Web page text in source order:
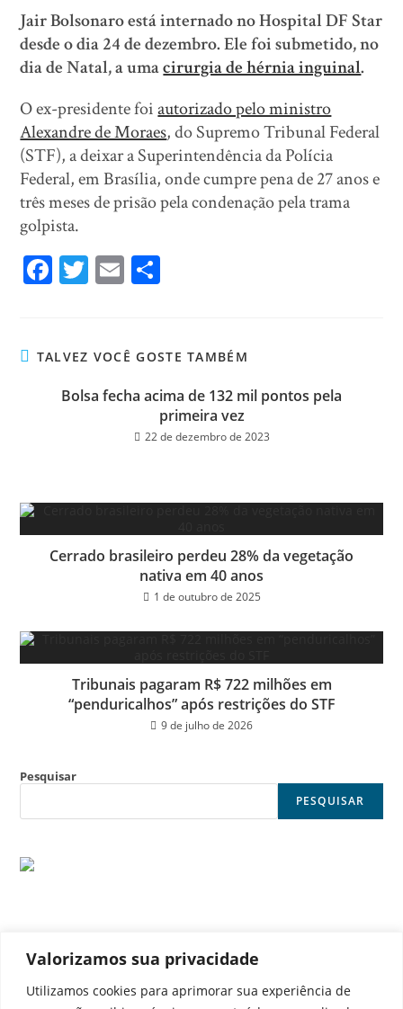
Valorizamos sua privacidade
Utilizamos cookies para aprimorar sua experiência de
Jair Bolsonaro está internado no Hospital DF Star
desde o dia 24 de dezembro. Ele foi submetido, no
dia de Natal, a umacirurgia de hérnia inguinal.
O ex-presidente foiautorizado pelo ministro
Alexandre de Moraes, do Supremo Tribunal Federal
(STF), a deixar a Superintendência da Polícia
Federal, em Brasília, onde cumpre pena de 27 anos e
três meses de prisão pela condenação pela trama
golpista.
Fa
ok
T
er
E
TALVEZ VOCÊ GOSTE TAMBÉM
Bolsa fecha acima de 132 mil pontos pela
primeira vez
22 de dezembro de 2023
Cerrado brasileiro perdeu 28% da vegetação
nativa em 40 anos
1 de outubro de 2025
Tribunais pagaram R$ 722 milhões em
“penduricalhos” após restrições do STF
9 de julho de 2026
Pesquisar
PESQUISAR